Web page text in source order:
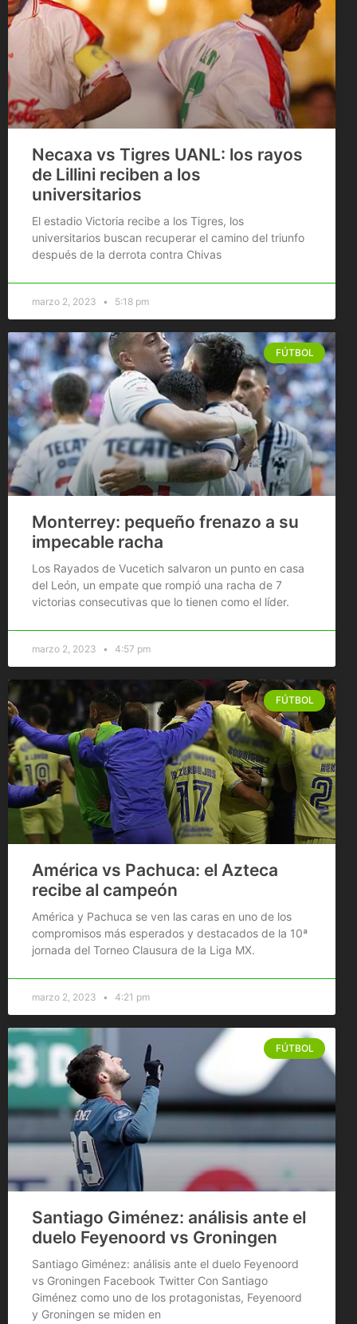
Necaxa vs Tigres UANL: los rayos
de Lillini reciben a los
universitarios
El estadio Victoria recibe a los Tigres, los
universitarios buscan recuperar el camino del triunfo
después de la derrota contra Chivas
marzo 2, 2023 5:18 pm
FÚTBOL
Monterrey: pequeño frenazo a su
impecable racha
Los Rayados de Vucetich salvaron un punto en casa
del León, un empate que rompió una racha de 7
victorias consecutivas que lo tienen como el líder.
marzo 2, 2023 4:57 pm
FÚTBOL
América vs Pachuca: el Azteca
recibe al campeón
América y Pachuca se ven las caras en uno de los
compromisos más esperados y destacados de la 10ª
jornada del Torneo Clausura de la Liga MX.
marzo 2, 2023 4:21 pm
FÚTBOL
Santiago Giménez: análisis ante el
duelo Feyenoord vs Groningen
Santiago Giménez: análisis ante el duelo Feyenoord
vs Groningen Facebook Twitter Con Santiago
Giménez como uno de los protagonistas, Feyenoord
y Groningen se miden en